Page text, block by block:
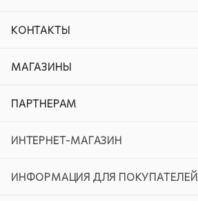
КОНТАКТЫ
МАГАЗИНЫ
ПАРТНЕРАМ
ИНТЕРНЕТ-МАГАЗИН
ИНФОРМАЦИЯ ДЛЯ ПОКУПАТЕЛЕЙ